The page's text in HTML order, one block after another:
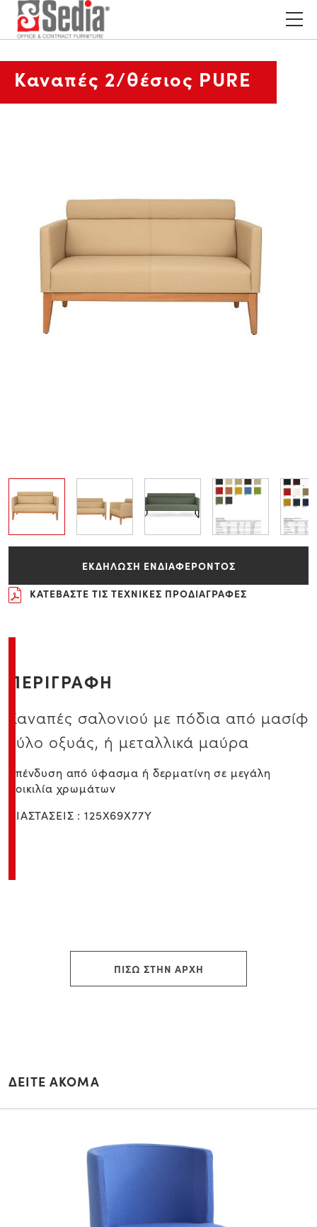
Καναπές 2/θέσιος PURE
ΕΚΔΗΛΩΣΗ ΕΝΔΙΑΦΕΡΟΝΤΟΣ
ΚΑΤΕΒΑΣΤΕ ΤΙΣ ΤΕΧΝΙΚΕΣ ΠΡΟΔΙΑΓΡΑΦΕΣ
ΠΕΡΙΓΡΑΦΗ
Καναπές σαλονιού με πόδια από μασίφ
ξύλο οξυάς, ή μεταλλικά μαύρα
Επένδυση από ύφασμα ή δερματίνη σε μεγάλη
ποικιλία χρωμάτων
ΔΙΑΣΤΑΣΕΙΣ : 125Χ69Χ77Υ
ΠΙΣΩ ΣΤΗΝ ΑΡΧΗ
ΔΕΙΤΕ ΑΚΟΜΑ